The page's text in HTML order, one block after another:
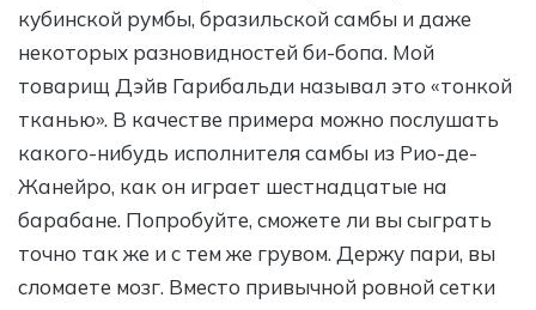
кубинской румбы, бразильской самбы и даже
некоторых разновидностей би-бопа. Мой
товарищ Дэйв Гарибальди называл это «тонкой
тканью». В качестве примера можно послушать
какого-нибудь исполнителя самбы из Рио-де-
Жанейро, как он играет шестнадцатые на
барабане. Попробуйте, сможете ли вы сыграть
точно так же и с тем же грувом. Держу пари, вы
сломаете мозг. Вместо привычной ровной сетки